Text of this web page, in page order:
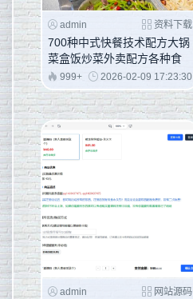
admin 资料下载
700种中式快餐技术配方大锅
菜盒饭炒菜外卖配方各种食
材调料配比
999+ 2026-02-09 17:23:30
admin 网站源码